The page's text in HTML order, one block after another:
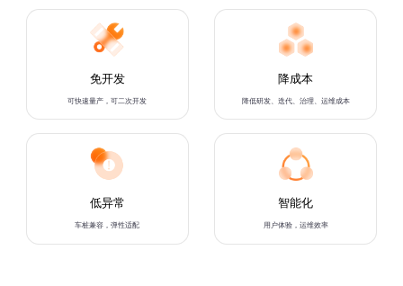
免开发
可快速量产，可二次开发
降成本
降低研发、迭代、治理、运维成本
低异常
车桩兼容，弹性适配
智能化
用户体验，运维效率